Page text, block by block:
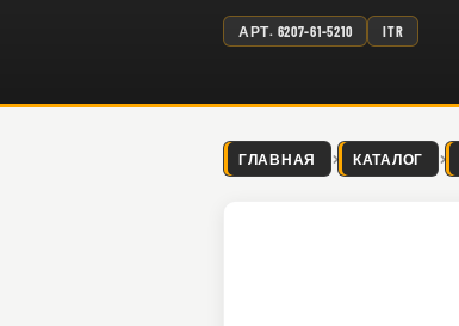
АРТ. 6207-61-5210 ITR
ГЛАВНАЯ КАТАЛОГ